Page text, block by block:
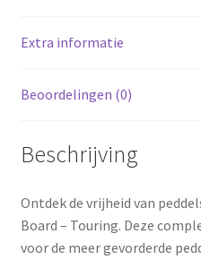
Extra informatie
Beoordelingen (0)
Beschrijving
Ontdek de vrijheid van
Board – Touring. Deze
voor de meer gevorderde